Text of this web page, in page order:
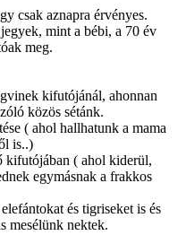
csak aznapra érvényes.
mint a bébi, a 70 év
meg.
kifutójánál, ahonnan
közös sétánk.
( ahol hallhatunk a mama
is..)
kifutójában ( ahol kiderül,
egymásnak a frakkos
és tigriseket is és
mesélünk nektek.